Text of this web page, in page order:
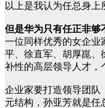
以上是我认为任总身上
但是华为只有任正非够
一位同样优秀的女企业
平、徐直军、胡厚崑、
补性的高层领导人才，
企业家要打造领导团队
元结构，孙亚芳就是任